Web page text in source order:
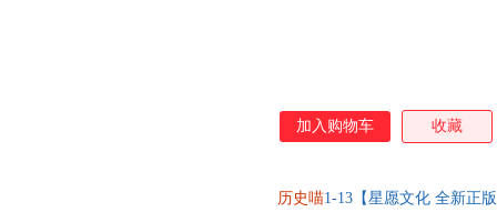
加入购物车 收藏
历史喵1-13【星愿文化 全新正